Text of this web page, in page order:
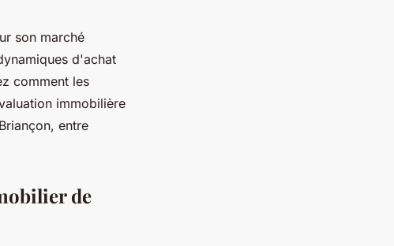
son marché
d'achat
comment les
immobilière
entre
de